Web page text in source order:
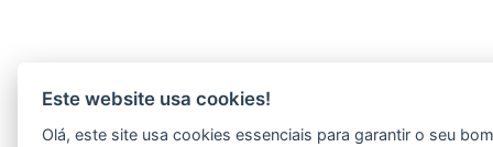
Este website usa cookies!
Olá, este site usa cookies essenciais para garantir o seu